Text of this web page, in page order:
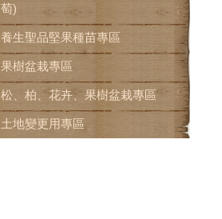
萄)
養生聖品堅果種苗專區
果樹盆栽專區
松、柏、花卉、果樹盆栽專區
土地變更用專區